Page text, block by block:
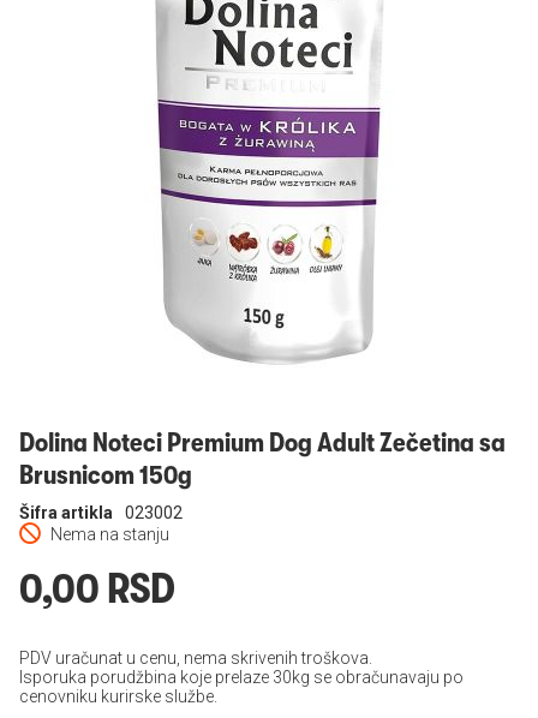
Dolina Noteci Premium Dog Adult Zečetina sa
Brusnicom 150g
Nema na stanju
Šifra artikla 023002
0,00 RSD
PDV uračunat u cenu, nema skrivenih troškova.
Isporuka porudžbina koje prelaze 30kg se obračunavaju po
cenovniku kurirske službe.